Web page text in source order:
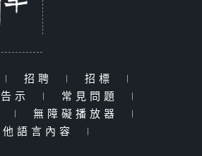
| 招聘 | 招標
|
示
| 常見問題
|
| 無障礙播放器
|
他語言內容
|